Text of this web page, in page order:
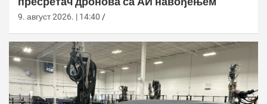
9. август 2026. | 14:40